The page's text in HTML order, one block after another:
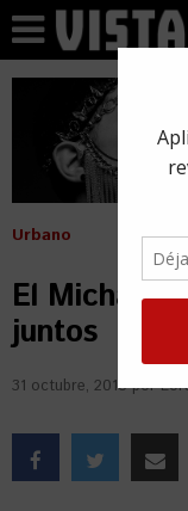
Urbano
El Micha y
juntos
31 octubre, 2018 por